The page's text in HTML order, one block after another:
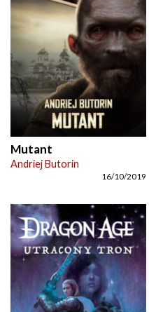
Mutant
Andriej Butorin
16/10/2019